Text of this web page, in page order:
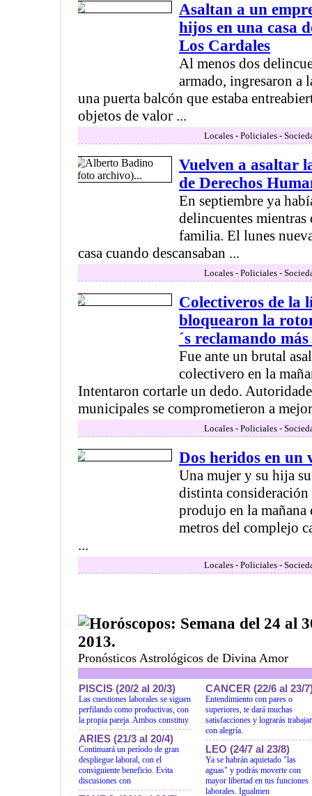
Asaltan a un
hijos en una casa
Los Cardales
Al menos dos
armado, ingresaron a
una puerta balcón que estaba
objetos de valor ...
Locales - Policiales -
Vuelven a asaltar
de Derechos
En septiembre ya
delincuentes
familia. El lunes
casa cuando descansaban ...
Locales - Policiales -
Colectiveros de la
bloquearon la
´s reclamando
Fue ante un brutal
colectivero en la
Intentaron cortarle un dedo.
municipales se comprometieron a
Locales - Policiales -
Dos heridos en un
Una mujer y su hija
distinta consideración
produjo en la mañana
metros del complejo
...
Locales - Policiales -
Horóscopos: Semana del 24 al
2013.
Pronósticos Astrológicos de Divina Amor
PISCIS (20/2 al 20/3)
Las cuestiones laborales se siguen
perfilando como productivas, con
la propia pareja. Ambos constituy
ARIES (21/3 al 20/4)
Continuará un período de gran
despliegue laboral, con el
consiguiente beneficio. Evita
discusiones con
CANCER (22/6 al 23/
Entendimiento con pares o
superiores, te dará muchas
satisfacciones y lograrás trabajar
con alegría.
LEO (24/7 al 23/8)
Ya se habrán aquietado "las
aguas" y podrás moverte con
mayor libertad en tus funciones
laborales. Igualmen